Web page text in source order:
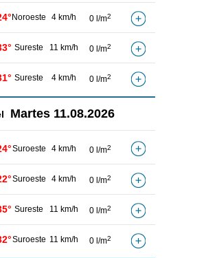
Noroeste 4 km/h 0 l/m2
Sureste 11 km/h 0 l/m2
Sureste 4 km/h 0 l/m2
Martes 11.08.2026
Suroeste 4 km/h 0 l/m2
Suroeste 4 km/h 0 l/m2
Sureste 11 km/h 0 l/m2
Suroeste 11 km/h 0 l/m2